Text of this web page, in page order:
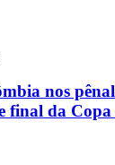
nos
final da